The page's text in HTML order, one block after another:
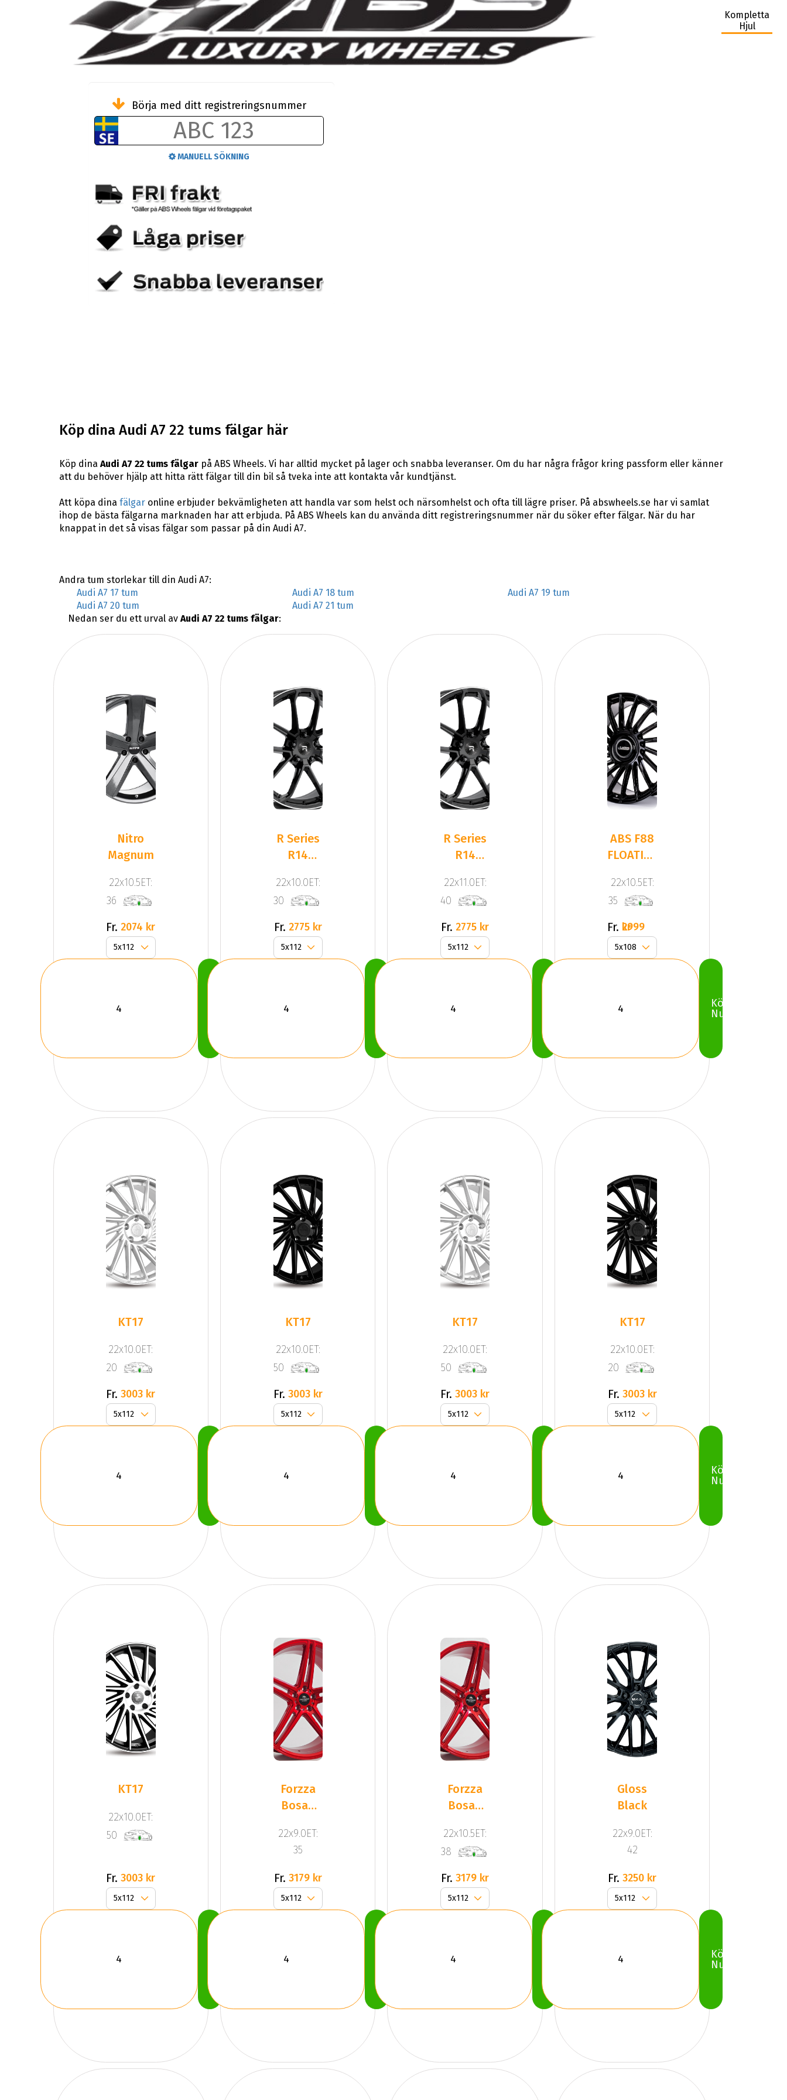
Kompletta
Hjul
Börja med ditt registreringsnummer
MANUELL SÖKNING
Köp dina Audi A7 22 tums fälgar här
Köp dina Audi A7 22 tums fälgarpå ABS Wheels. Vi har alltid mycket på lager och snabba leveranser. Om du har några frågor kring passform eller känner
att du behöver hjälp att hitta rätt fälgar till din bil så tveka inte att kontakta vår kundtjänst.
Att köpa dina fälgaronline erbjuder bekvämligheten att handla var som helst och närsomhelst och ofta till lägre priser. På abswheels.se har vi samlat
ihop de bästa fälgarna marknaden har att erbjuda. På ABS Wheels kan du använda ditt registreringsnummer när du söker efter fälgar. När du har
knappat in det så visas fälgar som passar på din Audi A7.
Andra tum storlekar till din Audi A7:
Audi A7 17 tum
Audi A7 18 tum
Audi A7 19 tum
Audi A7 20 tum
Audi A7 21 tum
Nedan ser du ett urval av Audi A7 22 tums fälgar:
Nitro
Magnum
22x10.5ET:
36
Fr. 2074 kr
R Series
R14
Pol
22x10.0ET:
30
Fr. 2775 kr
R Series
R14
Pol
22x11.0ET:
40
Fr. 2775 kr
ABS F88
FLOATING
22x10.5ET:
35
Fr. 2999 kr
Köp
Nu
KT17
22x10.0ET:
20
Fr. 3003 kr
KT17
22x10.0ET:
50
Fr. 3003 kr
KT17
22x10.0ET:
50
Fr. 3003 kr
KT17
22x10.0ET:
20
Fr. 3003 kr
Köp
Nu
KT17
22x10.0ET:
50
Fr. 3003 kr
Forzza
Bosan
Red
22x9.0ET:
35
Fr. 3179 kr
Forzza
Bosan
Red
22x10.5ET:
38
Fr. 3179 kr
Gloss
Black
22x9.0ET:
42
Fr. 3250 kr
Köp
Nu